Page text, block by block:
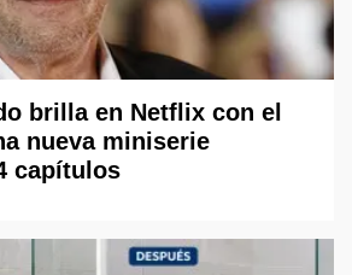
brilla en Netflix con el
nueva miniserie
capítulos